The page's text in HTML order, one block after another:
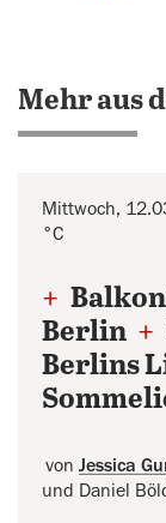
Mehr aus
Mittwoch,
°C
+
Berlin +
Berlins
von Jessica
und Daniel